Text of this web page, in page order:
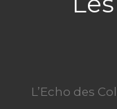
L’Echo des